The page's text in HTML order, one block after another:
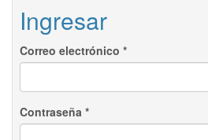
Ingresar
Correo electrónico *
Contraseña *